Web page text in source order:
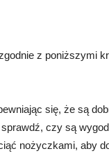
z poniższymi
się, że są
czy są
nożyczkami, aby